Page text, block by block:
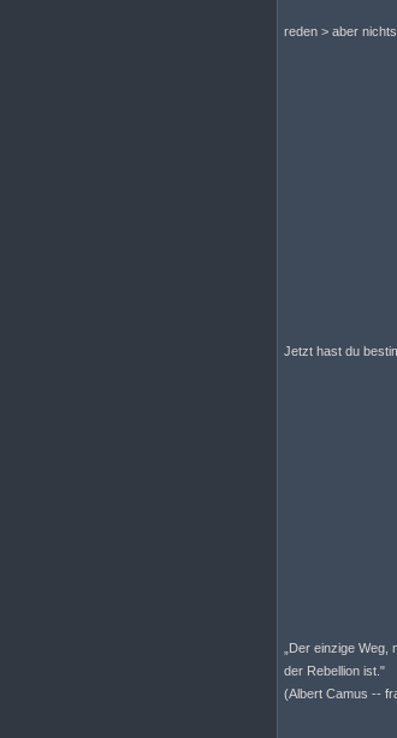
reden > aber
Jetzt hast du
„Der einzige
der Rebellion ist."
(Albert Camus --